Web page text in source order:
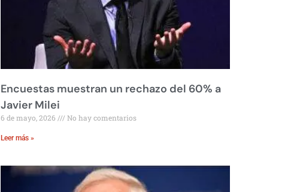
Encuestas muestran un rechazo del 60% a
Javier Milei
6 de mayo, 2026 No hay comentarios
Leer más »